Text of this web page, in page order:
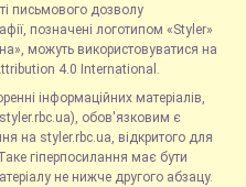
письмового дозволу
позначені логотипом «Styler»
можуть використовуватися на
4.0 International.
інформаційних матеріалів,
обов'язковим є
на styler.rbc.ua, відкритого для
гіперпосилання має бути
не нижче другого абзацу.